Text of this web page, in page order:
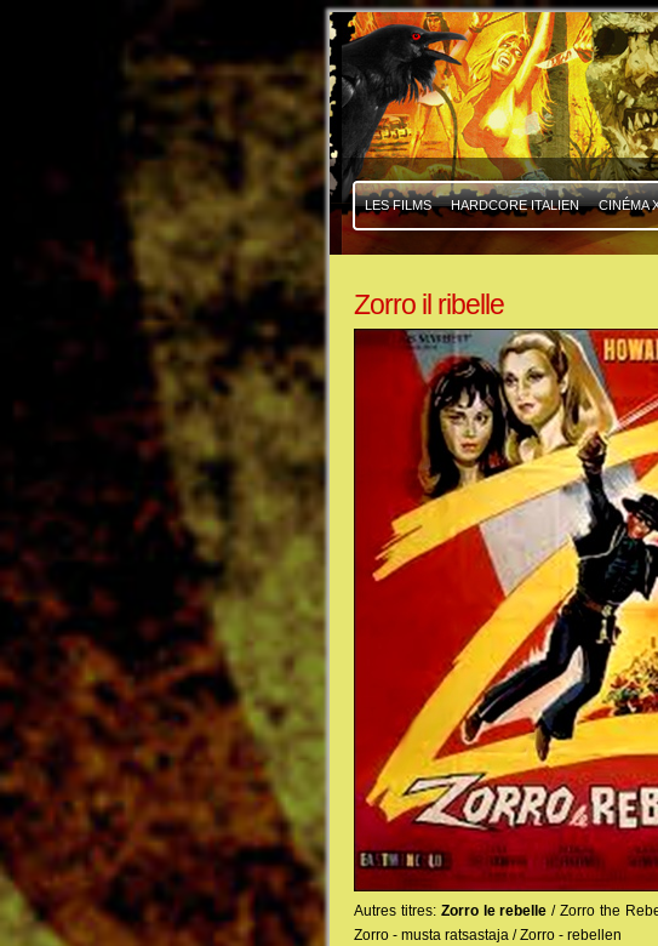
LES FILMS HARDCORE ITALIEN CINÉMA
Zorro il ribelle
Autres titres: Zorro le rebelle / Zorro the
Zorro - musta ratsastaja / Zorro - rebellen